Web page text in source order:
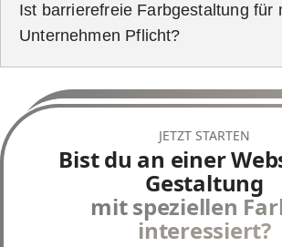
Ist barrierefreie Farbgestaltung für
Unternehmen Pflicht?
Barrierefreiheitsgesetz (BaFG)
JETZT STARTEN
Bist du an einer
Gestaltung
mit speziellen
interessiert?